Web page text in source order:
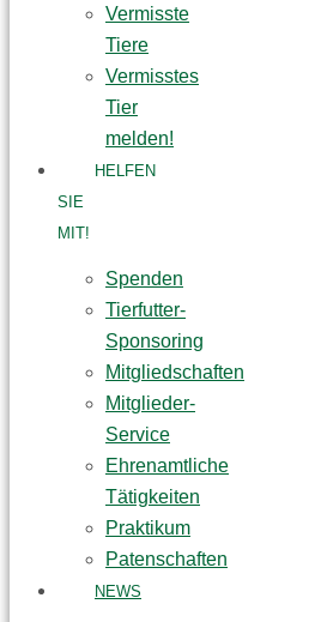
Vermisste
Tiere
Vermisstes
Tier
melden!
HELFEN
SIE
MIT!
Spenden
Tierfutter-
Sponsoring
Mitgliedschaften
Mitglieder-
Service
Ehrenamtliche
Tätigkeiten
Praktikum
Patenschaften
NEWS